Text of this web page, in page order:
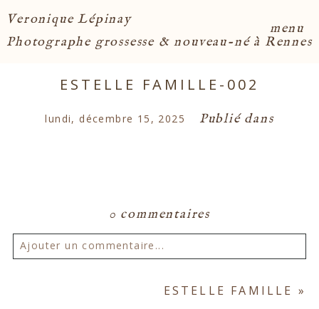
menu
Veronique Lépinay
Photographe grossesse & nouveau-né à Rennes
ESTELLE FAMILLE-002
lundi, décembre 15, 2025 Publié dans
0 commentaires
Ajouter un commentaire...
jamais publié ou partagé.
ESTELLE FAMILLE »